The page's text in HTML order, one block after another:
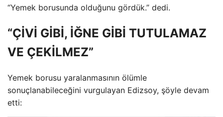
“Yemek borusunda olduğunu gördük.” dedi.
“ÇİVİ GİBİ, İĞNE GİBİ TUTULAMAZ
VE ÇEKİLMEZ”
Yemek borusu yaralanmasının ölümle
sonuçlanabileceğini vurgulayan Edizsoy, şöyle devam
etti: